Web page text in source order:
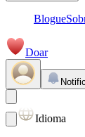
Blogue
Doar
Idioma